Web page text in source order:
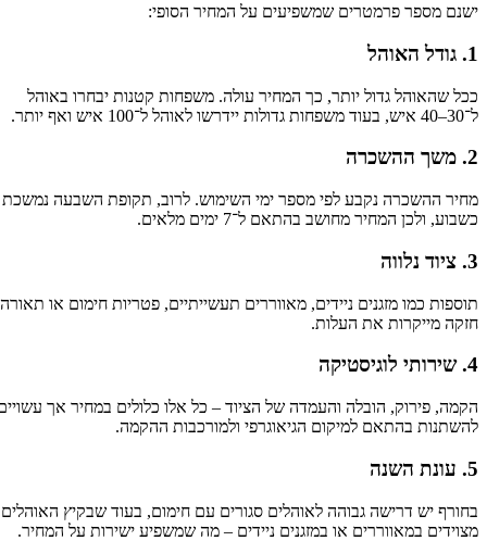
ישנם מספר פרמטרים שמשפיעים על המחיר הסופי:
ככל שהאוהל גדול יותר, כך המחיר עולה. משפחות קטנות יבחרו באוהל
ל־30–40 איש, בעוד משפחות גדולות יידרשו לאוהל ל־100 איש ואף יותר.
2. משך ההשכרה
מחיר ההשכרה נקבע לפי מספר ימי השימוש. לרוב, תקופת השבעה נמשכת
כשבוע, ולכן המחיר מחושב בהתאם ל־7 ימים מלאים.
3. ציוד נלווה
תוספות כמו מזגנים ניידים, מאווררים תעשייתיים, פטריות חימום או תאורה
חזקה מייקרות את העלות.
4. שירותי לוגיסטיקה
הקמה, פירוק, הובלה והעמדה של הציוד – כל אלו כלולים במחיר אך עשויים
להשתנות בהתאם למיקום הגיאוגרפי ולמורכבות ההקמה.
5. עונת השנה
בחורף יש דרישה גבוהה לאוהלים סגורים עם חימום, בעוד שבקיץ האוהלים
מצוידים במאווררים או במזגנים ניידים – מה שמשפיע ישירות על המחיר.